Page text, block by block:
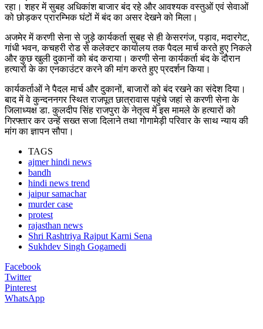
रहा। शहर में सुबह अधिकांश बाजार बंद रहे और आवश्यक वस्तुओं एवं सेवाओं
को छोड़कर प्रारम्भिक घंटों में बंद का असर देखने को मिला।
अजमेर में करणी सेना से जुड़े कार्यकर्ता सुबह से ही केसरगंज, पड़ाव, मदारगेट,
गांधी भवन, कचहरी रोड से कलेक्टर कार्यालय तक पैदल मार्च करते हुए निकले
और कुछ खुली दुकानों को बंद कराया। करणी सेना कार्यकर्ता बंद के दौरान
हत्यारों के का एनकाउंटर करने की मांग करते हुए प्रदर्शन किया।
कार्यकर्ताओं ने पैदल मार्च और दुकानों, बाजारों को बंद रखने का संदेश दिया।
बाद में वे कुन्दननगर स्थित राजपूत छात्रावास पहुंचे जहां से करणी सेना के
जिलाध्यक्ष डा. कुलदीप सिंह राजपुरा के नेतृत्व में इस मामले के हत्यारों को
गिरफ्तार कर उन्हें सख्त सजा दिलाने तथा गोगामेड़ी परिवार के साथ न्याय की
मांग का ज्ञापन सौपा।
TAGS
ajmer hindi news
bandh
hindi news trend
jaipur samachar
murder case
protest
rajasthan news
Shri Rashtriya Rajput Karni Sena
Sukhdev Singh Gogamedi
Facebook
Twitter
Pinterest
WhatsApp